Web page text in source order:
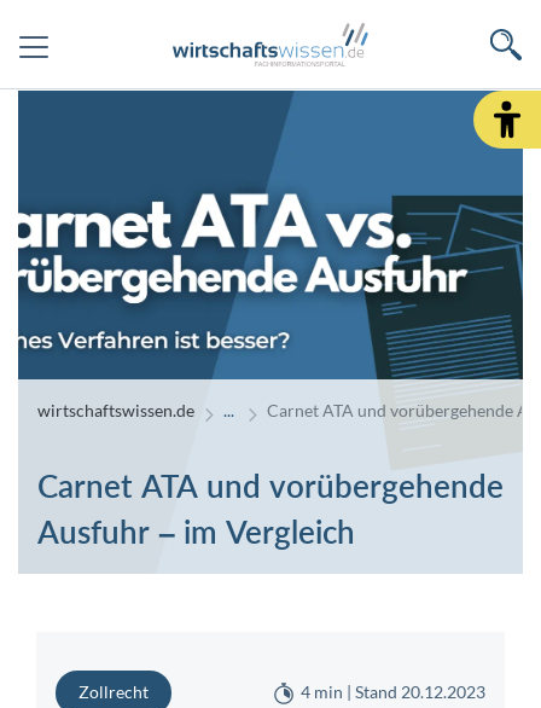
wirtschaftswissen.de Carnet ATA und vorübergehende
Carnet ATA und vorübergehende
Ausfuhr – im Vergleich
Zollrecht
4 min | Stand 20.12.2023